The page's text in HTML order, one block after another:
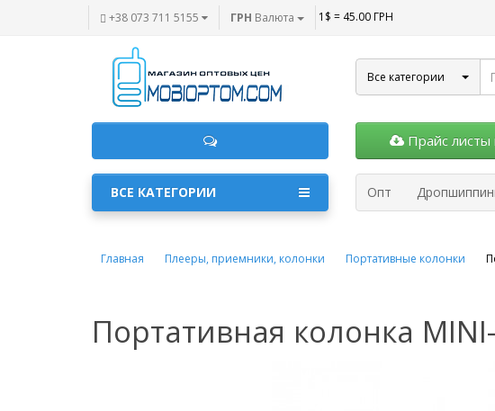
+38 073 711 5155 ГРН Валюта 1$ = 45.00 ГРН
Все категории
Прайс листы
Опт
ВСЕ КАТЕГОРИИ
Главная Плееры, приемники, колонки Портативные колонки
Портативная колонка